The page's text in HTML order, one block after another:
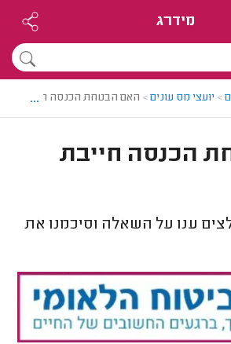
מידרג
> יועצי מס עונים> האם הבטחת הכנסה חייבת
...
הכנסה חייבת
ענו על השאלה וסיכמנו את